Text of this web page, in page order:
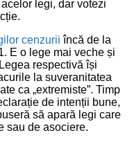
legi, dar votezi
cenzurii încă de la
E o lege mai veche și
respectivă își
la suveranitatea
ca „extremiste”. Timp
de intenții bune,
să apară legi care
sau de asociere.